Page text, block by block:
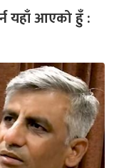
यहाँ आएको हुँ :